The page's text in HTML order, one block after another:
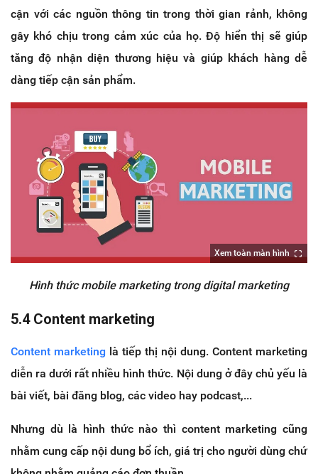
cận với các nguồn thông tin trong thời gian rảnh, không
gây khó chịu trong cảm xúc của họ. Độ hiển thị sẽ giúp
tăng độ nhận diện thương hiệu và giúp khách hàng dễ
dàng tiếp cận sản phẩm.
Xem toàn màn hình
Hình thức mobile marketing trong digital marketing
5.4 Content marketing
Content marketing là tiếp thị nội dung. Content marketing
diễn ra dưới rất nhiều hình thức. Nội dung ở đây chủ yếu là
bài viết, bài đăng blog, các video hay podcast,...
Nhưng dù là hình thức nào thì content marketing cũng
nhằm cung cấp nội dung bổ ích, giá trị cho người dùng chứ